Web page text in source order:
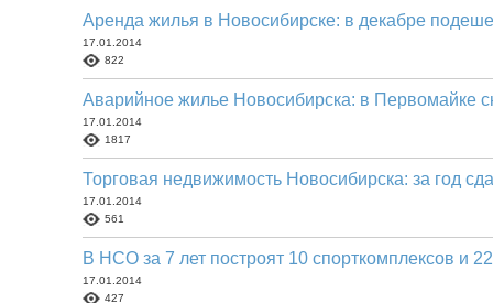
Аренда жилья в Новосибирске: в декабре
17.01.2014
822
Аварийное жилье Новосибирска: в Первомайке
17.01.2014
1817
Торговая недвижимость Новосибирска: за год
17.01.2014
561
В НСО за 7 лет построят 10 спорткомплексов и
17.01.2014
427